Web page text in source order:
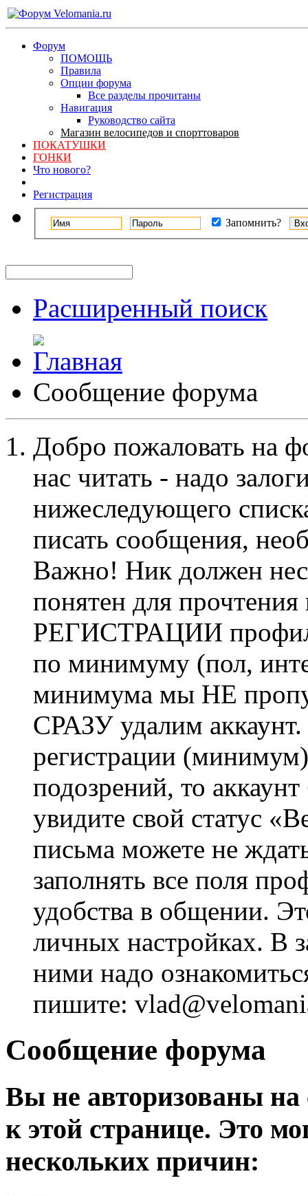
Форум
ПОМОЩЬ
Правила
Опции форума
Все разделы прочитаны
Навигация
Руководство сайта
Магазин велосипедов и спорттоваров
ПОКАТУШКИ
ГОНКИ
Что нового?
Регистрация
Запомнить?
Расширенный поиск
Сообщение форума
Добро пожаловать на
нас читать - надо
нижеследующего
писать сообщения,
Важно! Ник должен
понятен для
РЕГИСТРАЦИИ профиль
по минимуму (пол,
минимума мы НЕ
СРАЗУ удалим
регистрации
подозрений, то
увидите свой статус
письма можете не
заполнять все поля
удобства в общении.
личных настройках. В
ними надо
пишите:
Сообщение форума
Вы не авторизованы на
к этой странице. Это
нескольких причин: